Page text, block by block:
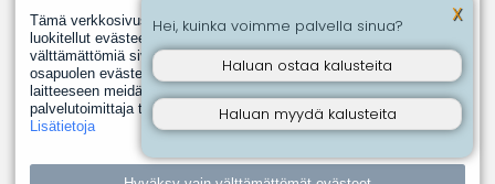
X
Hei, kuinka voimme palvella sinua?
Haluan ostaa kalusteita
Haluan myydä kalusteita
Tämä verkkosivusto käyttää evästeitä. Evästeistä välttämättömiksi
luokitellut evästeet tallennetaan selaimeesi, koska ne ovat
välttämättömiä sivuston perustoimintoja varten. Muut, kolmannen
osapuolen evästeet ovat evästeitä, joita joku toinen taho asentaa
laitteeseen meidän puolestamme. Näin tapahtuu silloin, kun jokin
palvelutoimittaja tuottaa meille esimerkiksi analyysipalveluita.
Lisätietoja